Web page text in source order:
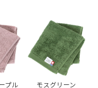
プル モスグリーン